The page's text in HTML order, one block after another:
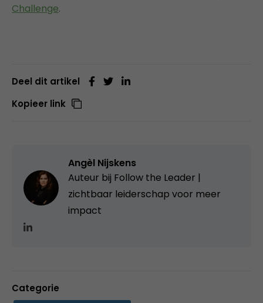
Challenge.
Deel dit artikel
Kopieer link
Angèl Nijskens
Auteur bij Follow the Leader |
zichtbaar leiderschap voor meer
impact
Categorie